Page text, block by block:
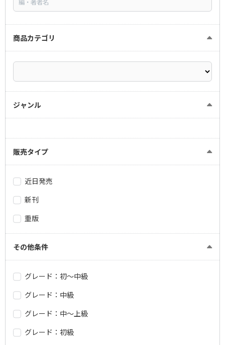
商品カテゴリ
ジャンル
販売タイプ
近日発売
新刊
重版
その他条件
グレード：初～中級
グレード：中級
グレード：中～上級
グレード：初級